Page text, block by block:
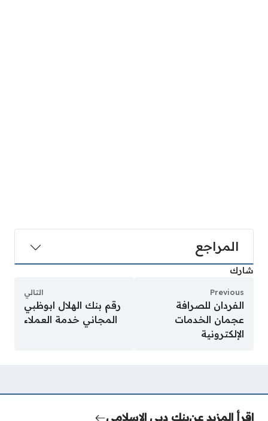
المراجع
شارك
Previous
الفردان للصرافة
عجمان الخدمات
الإلكترونية
التالي
رقم بنك الهلال ابوظبي
المجاني خدمة العملاء
اقرأ المزيد عنبنك دبي الاسلامي